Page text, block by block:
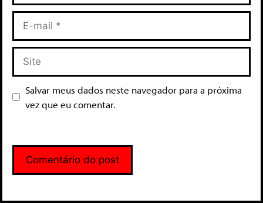
Salvar meus dados neste navegador para a próxima
vez que eu comentar.